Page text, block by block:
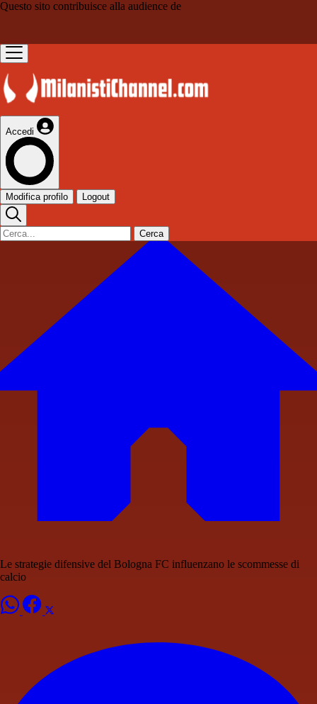
Questo sito contribuisce alla audience de
Accedi
Modifica profilo Logout
Cerca
Le strategie difensive del Bologna FC influenzano le scommesse di
calcio